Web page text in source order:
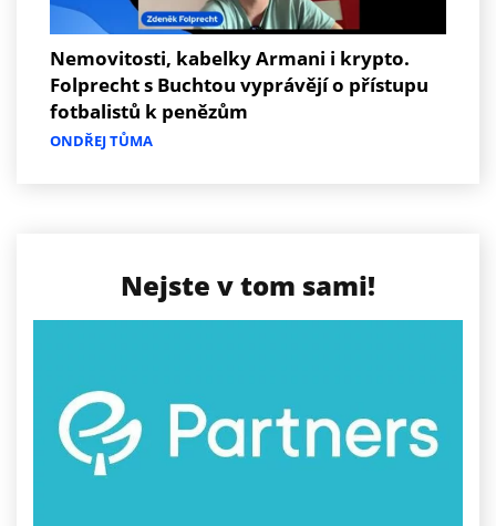
Nemovitosti, kabelky Armani i krypto.
Folprecht s Buchtou vyprávějí o přístupu
fotbalistů k penězům
ONDŘEJ TŮMA
Nejste v tom sami!